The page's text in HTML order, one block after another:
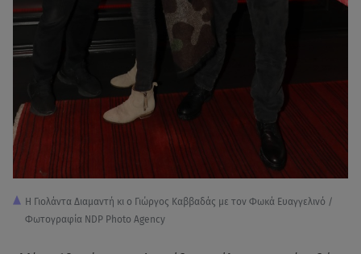
Η Γιολάντα Διαμαντή κι ο Γιώργος Καββαδάς με τον Φωκά Ευαγγελινό /
Φωτογραφία NDP Photo Agency